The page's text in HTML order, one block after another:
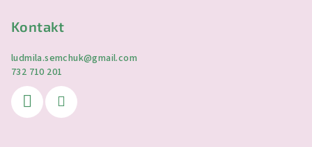
Kontakt
ludmila.semchuk@gmail.com
732 710 201